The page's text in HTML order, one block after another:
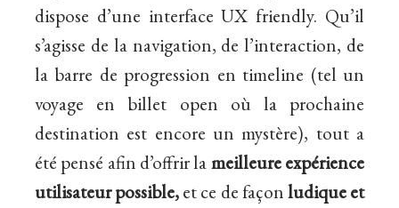
dispose d’une interface UX friendly. Qu’il
s’agisse de la navigation, de l’interaction, de
la barre de progression en timeline (tel un
voyage en billet open où la prochaine
destination est encore un mystère), tout a
été pensé afin d’offrir lameilleureexpérience
utilisateurpossible,et ce de façonludique et